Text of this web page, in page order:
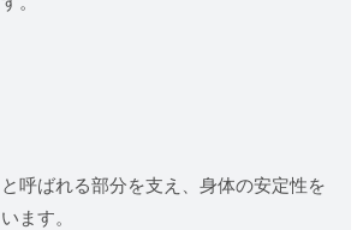
呼ばれる部分を支え、身体の安定性を
ます。